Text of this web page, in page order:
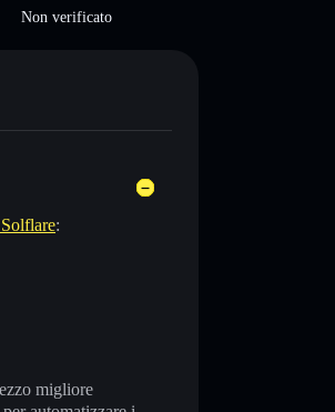
Non verificato
:
migliore